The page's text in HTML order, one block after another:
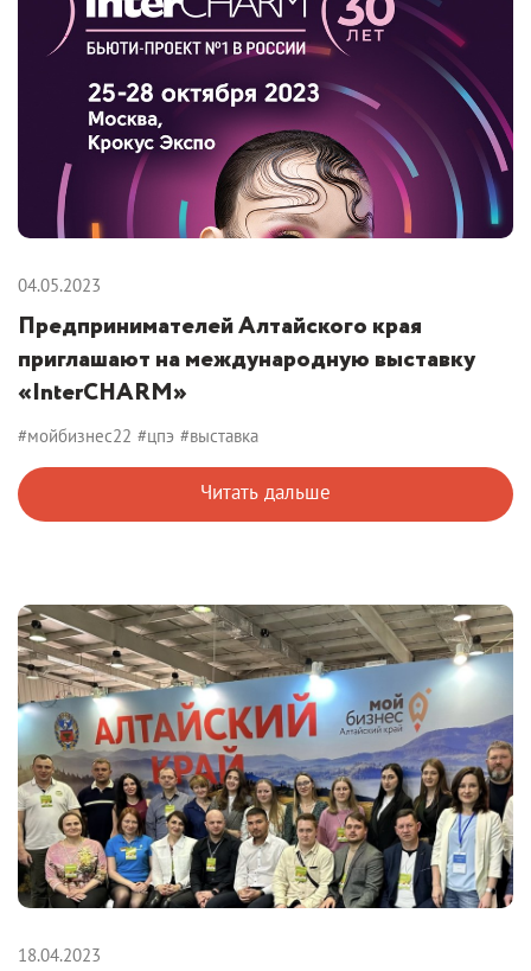
04.05.2023
Предпринимателей Алтайского края
приглашают на международную выставку
«InterCHARM»
#мойбизнес22 #цпэ #выставка
Читать дальше
18.04.2023